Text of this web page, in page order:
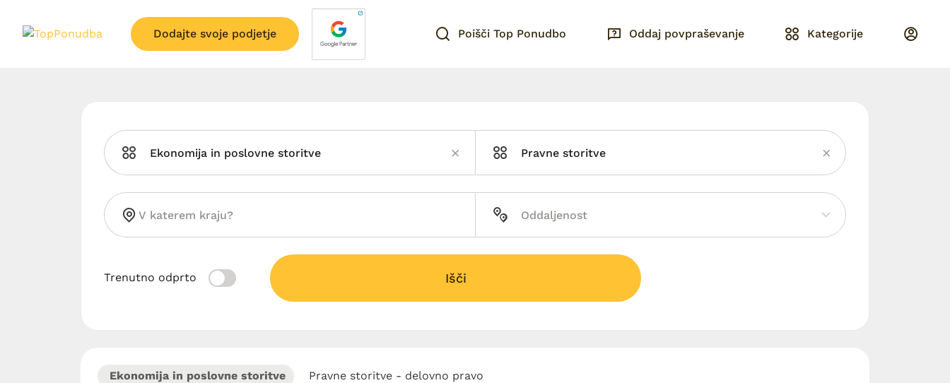
Dodajte svoje podjetje Poišči Top Ponudbo Oddaj povpraševanje Kategorije
Ekonomija in poslovne storitve Pravne storitve
Trenutno odprto Išči
Ekonomija in poslovne storitve Pravne storitve - delovno pravo